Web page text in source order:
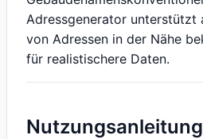
Adressgenerator unterstützt
von Adressen in der Nähe
für realistischere Daten.